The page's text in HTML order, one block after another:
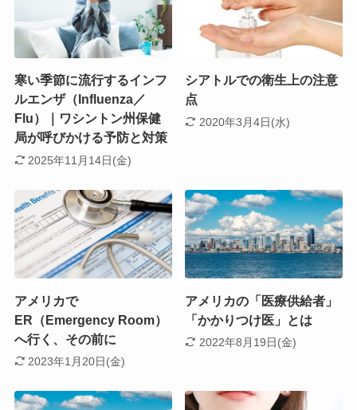
寒い季節に流行するインフ
ルエンザ（Influenza／
Flu）｜ワシントン州保健
局が呼びかける予防と対策
2025年11月14日(金)
シアトルでの衛生上の注意
点
2020年3月4日(水)
アメリカで
ER（Emergency Room）
へ行く、その前に
2023年1月20日(金)
アメリカの「医療供給者」
「かかりつけ医」とは
2022年8月19日(金)